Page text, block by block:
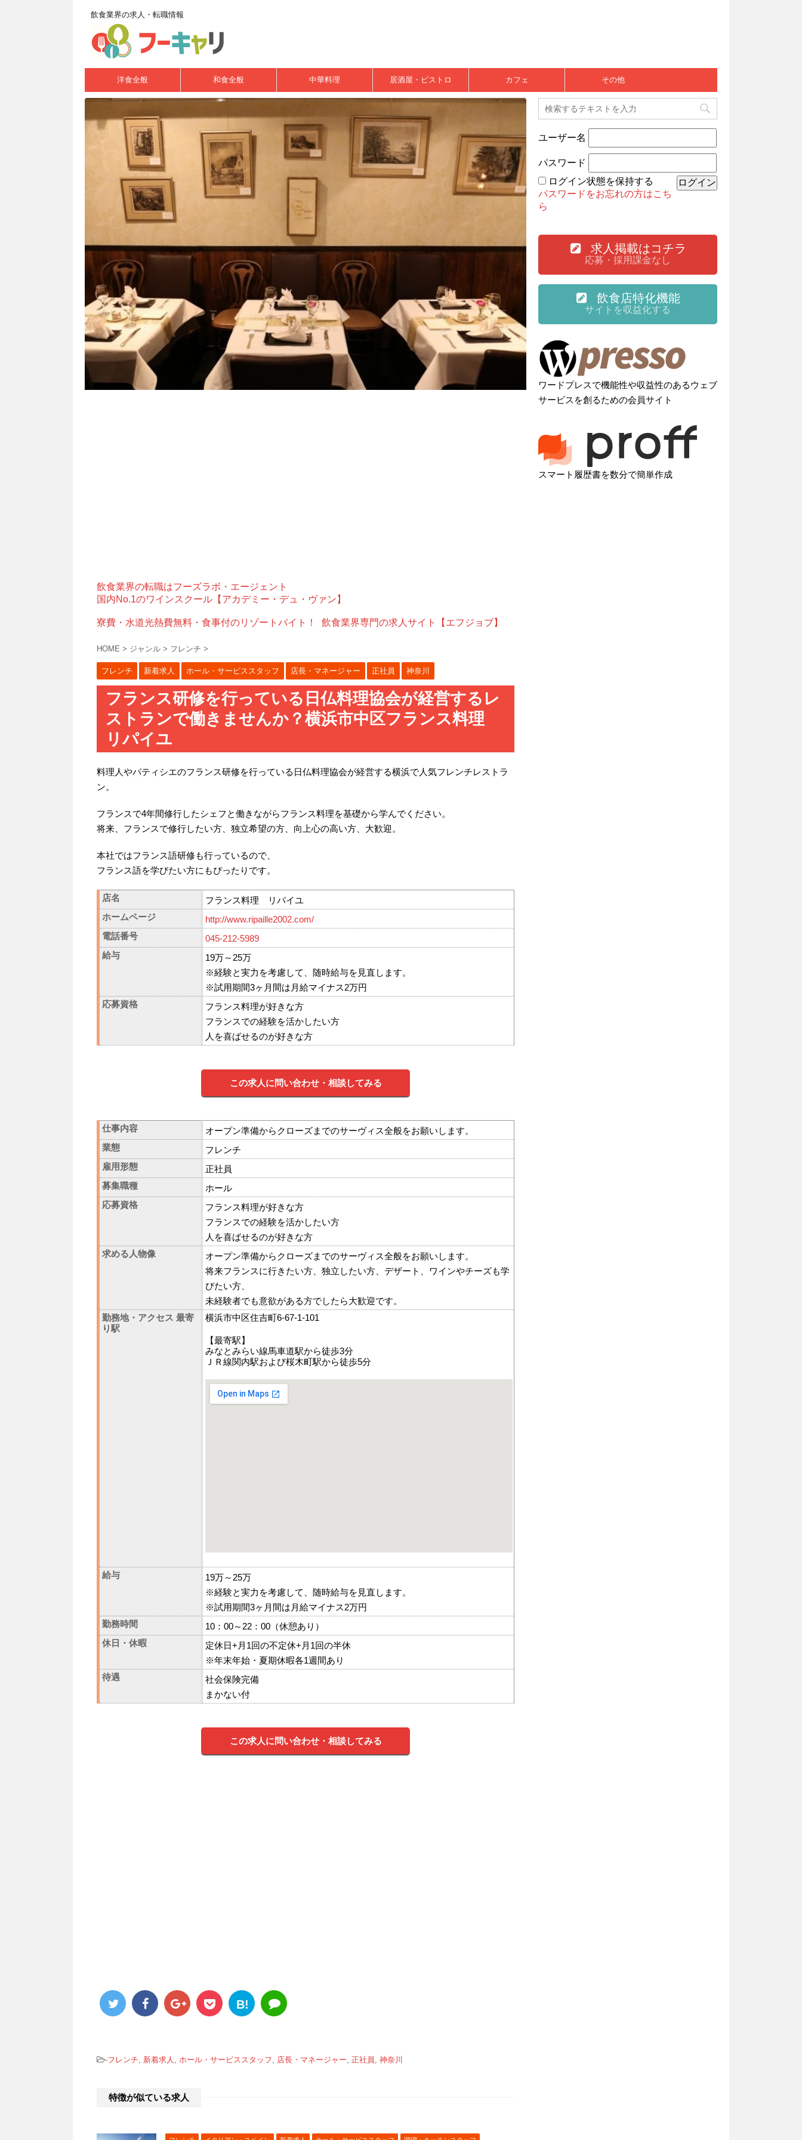
飲食業界の求人・転職情報
洋食全般 和食全般 中華料理 居酒屋・ビストロ カフェ その他
飲食業界の転職はフーズラボ・エージェント
国内No.1のワインスクール【アカデミー・デュ・ヴァン】
寮費・水道光熱費無料・食事付のリゾートバイト！ 飲食業界専門の求人サイト【エフジョブ】
HOME > ジャンル > フレンチ >
フレンチ 新着求人 ホール・サービススタッフ 店長・マネージャー 正社員 神奈川
フランス研修を行っている日仏料理協会が経営するレ
ストランで働きませんか？横浜市中区フランス料理
リパイユ
料理人やパティシエのフランス研修を行っている日仏料理協会が経営する横浜で人気フレンチレストラ
ン。
フランスで4年間修行したシェフと働きながらフランス料理を基礎から学んでください。
将来、フランスで修行したい方、独立希望の方、向上心の高い方、大歓迎。
本社ではフランス語研修も行っているので、
フランス語を学びたい方にもぴったりです。
店名
フランス料理 リパイユ
ホームページ
http://www.ripaille2002.com/
電話番号
045-212-5989
給与
19万～25万
※経験と実力を考慮して、随時給与を見直します。
※試用期間3ヶ月間は月給マイナス2万円
応募資格
フランス料理が好きな方
フランスでの経験を活かしたい方
人を喜ばせるのが好きな方
この求人に問い合わせ・相談してみる
仕事内容
オープン準備からクローズまでのサーヴィス全般をお願いします。
業態
フレンチ
雇用形態
正社員
募集職種
ホール
応募資格
フランス料理が好きな方
フランスでの経験を活かしたい方
人を喜ばせるのが好きな方
求める人物像
オープン準備からクローズまでのサーヴィス全般をお願いします。
将来フランスに行きたい方、独立したい方、デザート、ワインやチーズも学
びたい方、
未経験者でも意欲がある方でしたら大歓迎です。
勤務地・アクセス 最寄
り駅
横浜市中区住吉町6-67-1-101
【最寄駅】
みなとみらい線馬車道駅から徒歩3分
ＪＲ線関内駅および桜木町駅から徒歩5分
給与
19万～25万
※経験と実力を考慮して、随時給与を見直します。
※試用期間3ヶ月間は月給マイナス2万円
勤務時間
10：00～22：00（休憩あり）
休日・休暇
定休日+月1回の不定休+月1回の半休
※年末年始・夏期休暇各1週間あり
待遇
社会保険完備
まかない付
この求人に問い合わせ・相談してみる
B!
-フレンチ, 新着求人 , ホール・サービススタッフ, 店長・マネージャー, 正社員 , 神奈川
特徴が似ている求人
ユーザー名
パスワード
ログイン状態を保持する
パスワードをお忘れの方はこち
ら
求人掲載はコチラ
応募・採用課金なし
飲食店特化機能
サイトを収益化する
ワードプレスで機能性や収益性のあるウェブ
サービスを創るための会員サイト
スマート履歴書を数分で簡単作成